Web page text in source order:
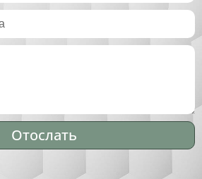
Отослать